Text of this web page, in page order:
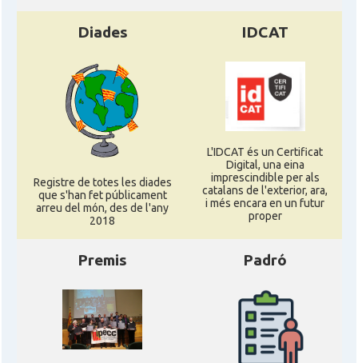
Diades
Registre de totes les diades
que s'han fet públicament
arreu del món, des de l'any
2018
IDCAT
L'IDCAT és un Certificat
Digital, una eina
imprescindible per als
catalans de l'exterior, ara,
i més encara en un futur
proper
Premis Padró